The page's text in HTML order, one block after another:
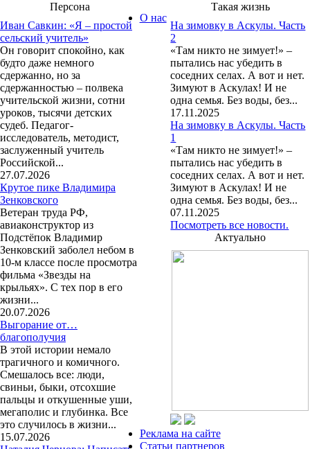
Персона
Иван Савкин: «Я – простой
сельский учитель»
Он говорит спокойно, как
будто даже немного
сдержанно, но за
сдержанностью – полвека
учительской жизни, сотни
уроков, тысячи детских
судеб. Педагог-
исследователь, методист,
заслуженный учитель
Российской...
27.07.2026
Крутое пике Владимира
Зенковского
Ветеран труда РФ,
авиаконструктор из
Подстёпок Владимир
Зенковский заболел небом в
10-м классе после просмотра
фильма «Звезды на
крыльях». С тех пор в его
жизни...
20.07.2026
Выгорание от…
благополучия
В этой истории немало
трагичного и комичного.
Смешалось все: люди,
свиньи, быки, отсохшие
пальцы и откушенные уши,
мегаполис и глубинка. Все
это случилось в жизни...
15.07.2026
Такая жизнь
На зимовку в Аскулы. Часть
2
«Там никто не зимует!» –
пытались нас убедить в
соседних селах. А вот и нет.
Зимуют в Аскулах! И не
одна семья. Без воды, без...
17.11.2025
На зимовку в Аскулы. Часть
1
«Там никто не зимует!» –
пытались нас убедить в
соседних селах. А вот и нет.
Зимуют в Аскулах! И не
одна семья. Без воды, без...
07.11.2025
Посмотреть все новости.
Актуально
О нас
Реклама на сайте
Статьи партнеров